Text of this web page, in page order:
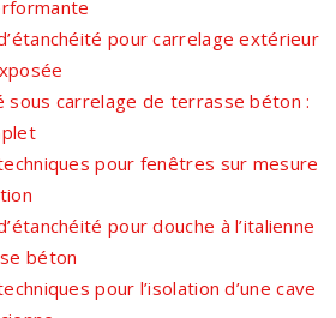
pour carrelage extérieur
sous carrelage de terrasse béton :
pour fenêtres sur mesure
pour douche à l’italienne
béton
pour l’isolation d’une cave